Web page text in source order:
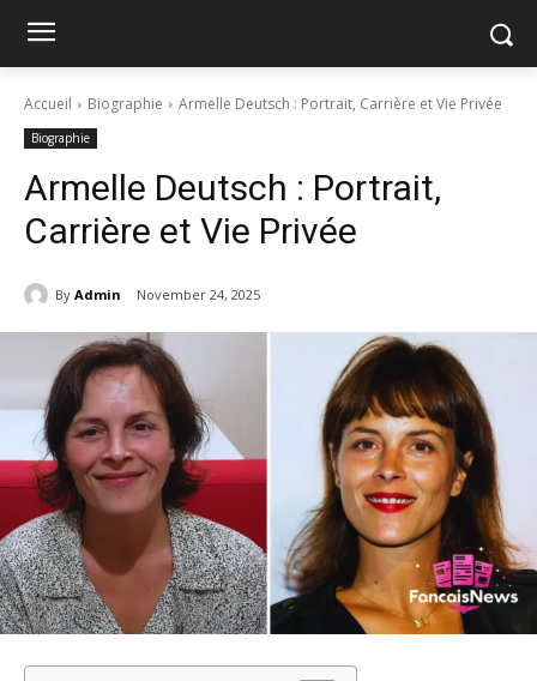
Accueil Biographie Armelle Deutsch : Portrait, Carrière et Vie Privée
Biographie
Armelle Deutsch : Portrait,
Carrière et Vie Privée
By Admin November 24, 2025